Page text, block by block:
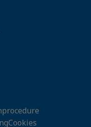
Cookies